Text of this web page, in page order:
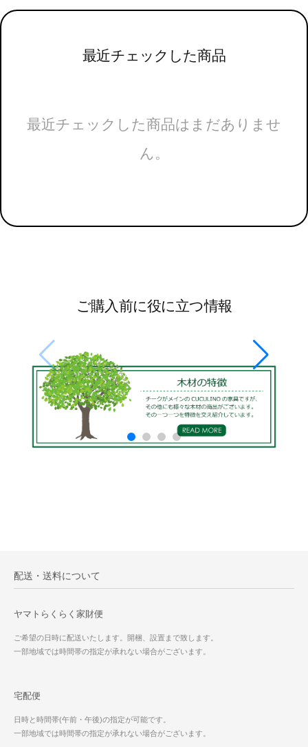
最近チェックした商品
最近チェックした商品はまだありませ
ん。
ご購入前に役に立つ情報
配送・送料について
ヤマトらくらく家財便
ご希望の日時に配送いたします。開梱、設置まで致します。
一部地域では時間帯の指定が承れない場合がございます。
宅配便
日時と時間帯(午前・午後)の指定が可能です。
一部地域では時間帯の指定が承れない場合がございます。